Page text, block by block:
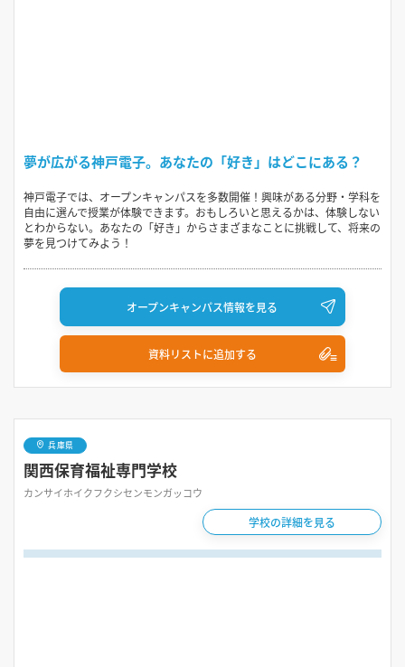
夢が広がる神戸電子。あなたの「好き」はどこにある？
神戸電子では、オープンキャンパスを多数開催！興味がある分野・学科を
自由に選んで授業が体験できます。おもしろいと思えるかは、体験しない
とわからない。あなたの「好き」からさまざまなことに挑戦して、将来の
夢を見つけてみよう！
オープンキャンパス情報を見る
資料リストに追加する
兵庫県
関西保育福祉専門学校
カンサイホイクフクシセンモンガッコウ
学校の詳細を見る